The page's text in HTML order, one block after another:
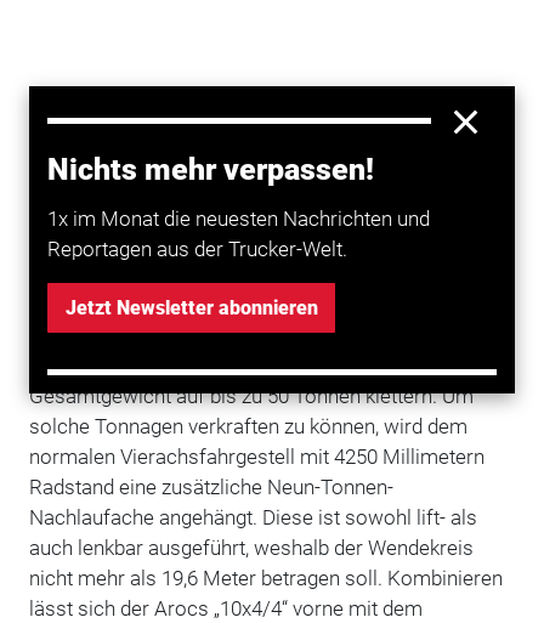
Nichts mehr verpassen!
1x im Monat die neuesten Nachrichten und
Reportagen aus der Trucker-Welt.
Jetzt Newsletter abonnieren
Vor allem in derSchweiz, in den Niederlanden oder
aber für den StVZO-unabhängigen Einsatz in Tagebau-
interessant werden. Letzteres wird von CTT
(Customer Tailored Trucks) vonMercedes-Benz
Molsheim gefertigt und lässt das zulässige
Gesamtgewicht auf bis zu 50 Tonnen klettern. Um
solche Tonnagen verkraften zu können, wird dem
normalen Vierachsfahrgestell mit 4250 Millimetern
Radstand eine zusätzliche Neun-Tonnen-
Nachlaufache angehängt. Diese ist sowohl lift- als
auch lenkbar ausgeführt, weshalb der Wendekreis
nicht mehr als 19,6 Meter betragen soll. Kombinieren
lässt sich der Arocs „10x4/4“ vorne mit dem